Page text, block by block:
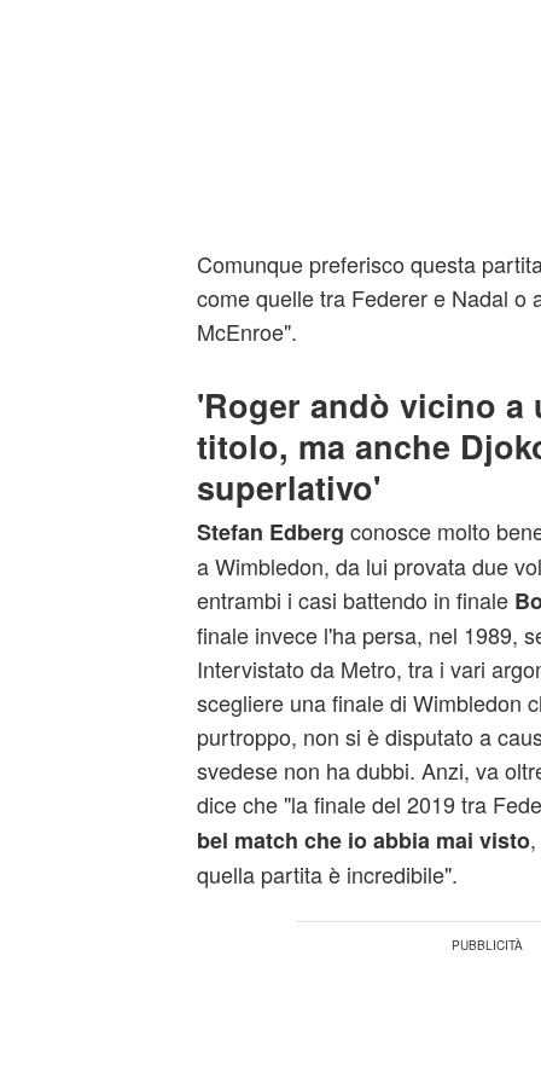
Comunque preferisco questa
come quelle tra Federer e Nadal o
McEnroe".
'Roger andò vicino a
titolo, ma anche
superlativo'
Stefan Edberg conosce molto
a Wimbledon, da lui provata due
entrambi i casi battendo in finale
finale invece l'ha persa, nel 1989,
Intervistato da Metro, tra i vari
scegliere una finale di Wimbledon
purtroppo, non si è disputato a
svedese non ha dubbi. Anzi, va
dice che "la finale del 2019 tra
bel match che io abbia mai visto,
quella partita è incredibile".